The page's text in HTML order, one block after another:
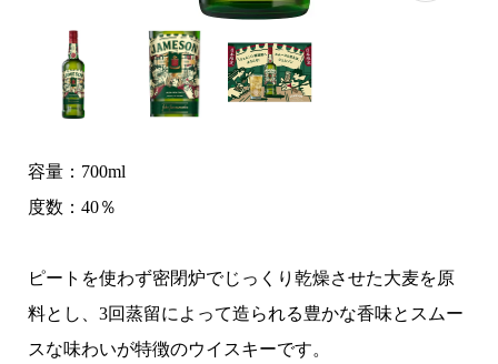
容量：700ml
度数：40％
ピートを使わず密閉炉でじっくり乾燥させた大麦を原
料とし、3回蒸留によって造られる豊かな香味とスムー
スな味わいが特徴のウイスキーです。